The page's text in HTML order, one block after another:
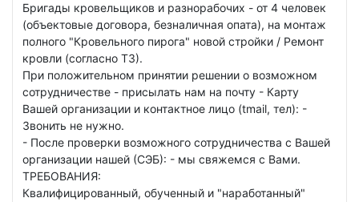
Бригады кровельщиков и разнорабочих - от 4 человек
(объектовые договора, безналичная опата), на монтаж
полного "Кровельного пирога" новой стройки / Ремонт
кровли (согласно ТЗ).
При положительном принятии решении о возможном
сотрудничестве - присылать нам на почту - Карту
Вашей организации и контактное лицо (tmail, тел): -
Звонить не нужно.
- После проверки возможного сотрудничества с Вашей
организации нашей (СЭБ): - мы свяжемся с Вами.
ТРЕБОВАНИЯ:
Квалифицированный, обученный и "наработанный"